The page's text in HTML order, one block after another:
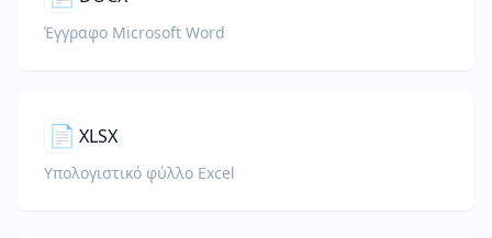
Έγγραφο Microsoft Word
📄 XLSX
Υπολογιστικό φύλλο Excel